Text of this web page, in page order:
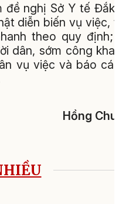
đề nghị Sở Y tế Đắk
diễn biến vụ việc,
theo quy định;
dân, sớm công
vụ việc và báo
Hồng